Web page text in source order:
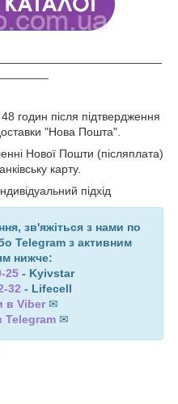
годин після підтвердження
"Нова Пошта".
Нової Пошти (післяплата)
карту.
зв'яжіться з нами по
Telegram з активним
нижче:
25- Kyivstar
32- Lifecell
в Viber ✉
Telegram ✉